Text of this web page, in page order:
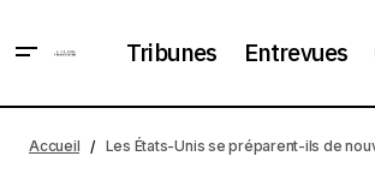
Tribunes Entrevues
Taïwan dépasse la Chine pour les
exportations vers les États-Unis pour
Accueil Les États-Unis se préparent-ils de